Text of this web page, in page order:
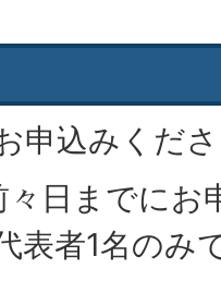
申込みくだ
日までにお
表者1名のみ